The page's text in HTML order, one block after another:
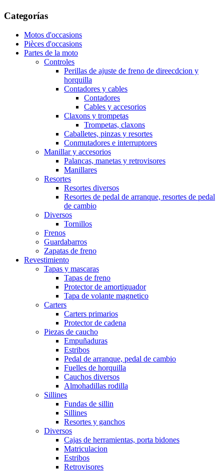
Categorías
Motos d'occasions
Pièces d'occasions
Partes de la moto
Controles
Perillas de ajuste de freno de direecdcion y
horquilla
Contadores y cables
Contadores
Cables y accesorios
Claxons y trompetas
Trompetas, claxons
Caballetes, pinzas y resortes
Conmutadores e interruptores
Manillar y accesorios
Palancas, manetas y retrovisores
Manillares
Resortes
Resortes diversos
Resortes de pedal de arranque, resortes de pedal
de cambio
Diversos
Tornillos
Frenos
Guardabarros
Zapatas de freno
Revestimiento
Tapas y mascaras
Tapas de freno
Protector de amortiguador
Tapa de volante magnetico
Carters
Carters primarios
Protector de cadena
Piezas de caucho
Empuñaduras
Estribos
Pedal de arranque, pedal de cambio
Fuelles de horquilla
Cauchos diversos
Almohadillas rodilla
Sillines
Fundas de sillin
Sillines
Resortes y ganchos
Diversos
Cajas de herramientas, porta bidones
Matriculacion
Estribos
Retrovisores